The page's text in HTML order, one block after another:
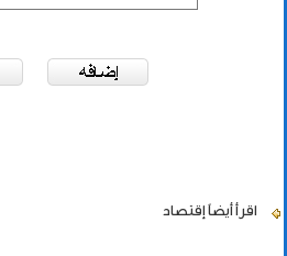
اقرأ أيضاً إقتصاد